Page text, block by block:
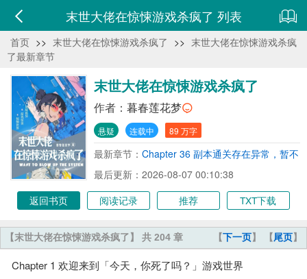
末世大佬在惊悚游戏杀疯了 列表
首页 >> 末世大佬在惊悚游戏杀疯了 >> 末世大佬在惊悚游戏杀疯
了最新章节
末世大佬在惊悚游戏杀疯了
作者： 暮春莲花梦
悬疑 连载中 89 万字
最新章节： Chapter 36 副本通关存在异常，暂不
进行通关评价。
最后更新：2026-08-07 00:10:38
返回书页
阅读记录 推荐 TXT下载
【下一页】 【尾页】
【末世大佬在惊悚游戏杀疯了】 共 204 章
Chapter 1 欢迎来到「今天，你死了吗？」游戏世界